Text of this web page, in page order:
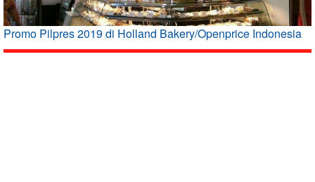
Promo Pilpres 2019 di Holland Bakery/Openprice Indonesia